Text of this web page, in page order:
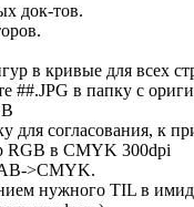
док-тов.
в кривые для всех
##.JPG в папку с
для согласования, к
RGB в CMYK 300dpi
>CMYK.
нужного TIL в